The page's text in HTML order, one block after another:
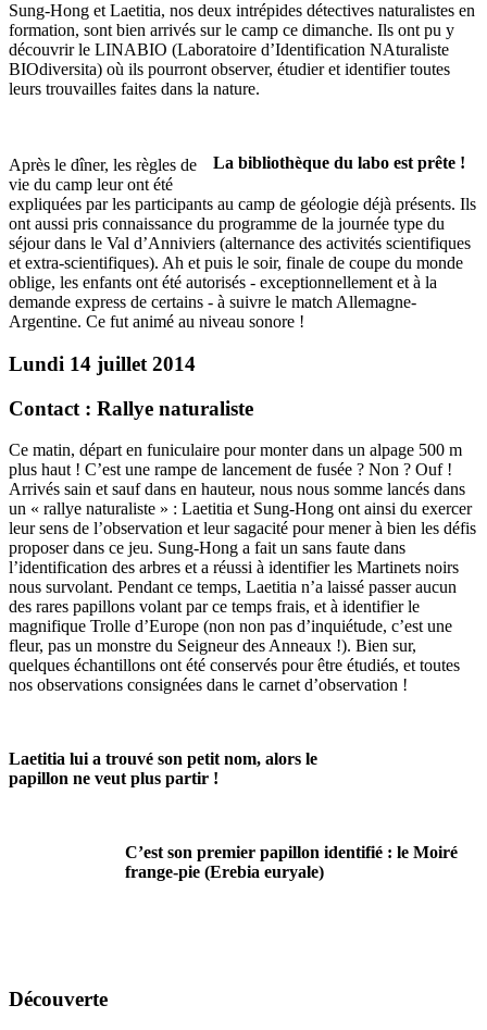
Sung-Hong et Laetitia, nos deux intrépides détectives naturalistes en
formation, sont bien arrivés sur le camp ce dimanche. Ils ont pu y
découvrir le LINABIO (Laboratoire d’Identification NAturaliste
BIOdiversita) où ils pourront observer, étudier et identifier toutes
leurs trouvailles faites dans la nature.
La bibliothèque du labo est prête !
Après le dîner, les règles de
vie du camp leur ont été
expliquées par les participants au camp de géologie déjà présents. Ils
ont aussi pris connaissance du programme de la journée type du
séjour dans le Val d’Anniviers (alternance des activités scientifiques
et extra-scientifiques). Ah et puis le soir, finale de coupe du monde
oblige, les enfants ont été autorisés - exceptionnellement et à la
demande express de certains - à suivre le match Allemagne-
Argentine. Ce fut animé au niveau sonore !
Lundi 14 juillet 2014
Contact : Rallye naturaliste
Ce matin, départ en funiculaire pour monter dans un alpage 500 m
plus haut ! C’est une rampe de lancement de fusée ? Non ? Ouf !
Arrivés sain et sauf dans en hauteur, nous nous somme lancés dans
un « rallye naturaliste » : Laetitia et Sung-Hong ont ainsi du exercer
leur sens de l’observation et leur sagacité pour mener à bien les défis
proposer dans ce jeu. Sung-Hong a fait un sans faute dans
l’identification des arbres et a réussi à identifier les Martinets noirs
nous survolant. Pendant ce temps, Laetitia n’a laissé passer aucun
des rares papillons volant par ce temps frais, et à identifier le
magnifique Trolle d’Europe (non non pas d’inquiétude, c’est une
fleur, pas un monstre du Seigneur des Anneaux !). Bien sur,
quelques échantillons ont été conservés pour être étudiés, et toutes
nos observations consignées dans le carnet d’observation !
Laetitia lui a trouvé son petit nom, alors le
papillon ne veut plus partir !
C’est son premier papillon identifié : le Moiré
frange-pie (Erebia euryale)
Découverte